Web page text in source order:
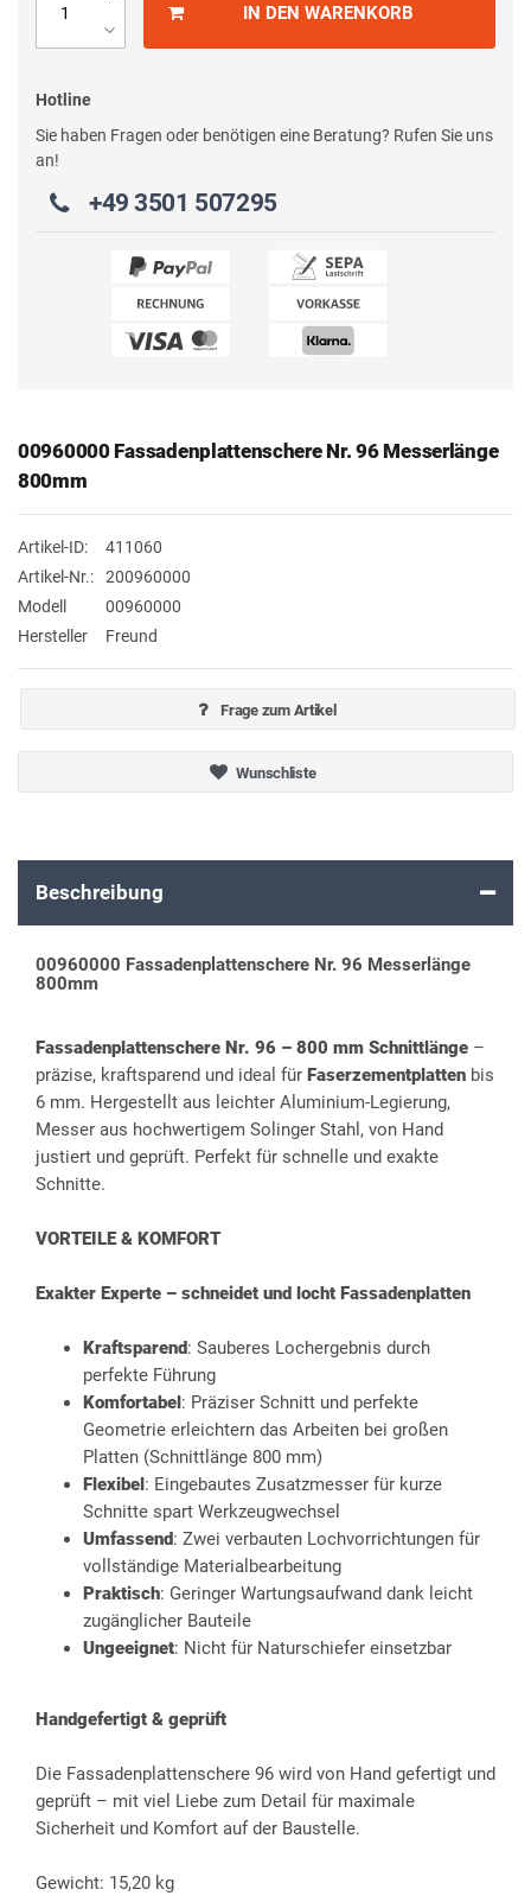
IN DEN WARENKORB
Hotline
Sie haben Fragen oder benötigen eine Beratung? Rufen Sie uns
an!
+49 3501 507295
00960000 Fassadenplattenschere Nr. 96 Messerlänge
800mm
Artikel-ID:
411060
Artikel-Nr.:
200960000
Modell
00960000
Hersteller
Freund
Frage zum Artikel
Wunschliste
Beschreibung
00960000 Fassadenplattenschere Nr. 96 Messerlänge
800mm
Fassadenplattenschere Nr. 96 – 800 mm Schnittlänge –
präzise, kraftsparend und ideal für Faserzementplatten bis
6 mm. Hergestellt aus leichter Aluminium-Legierung,
Messer aus hochwertigem Solinger Stahl, von Hand
justiert und geprüft. Perfekt für schnelle und exakte
Schnitte.
VORTEILE & KOMFORT
Exakter Experte – schneidet und locht Fassadenplatten
Kraftsparend: Sauberes Lochergebnis durch
perfekte Führung
Komfortabel: Präziser Schnitt und perfekte
Geometrie erleichtern das Arbeiten bei großen
Platten (Schnittlänge 800 mm)
Flexibel: Eingebautes Zusatzmesser für kurze
Schnitte spart Werkzeugwechsel
Umfassend: Zwei verbauten Lochvorrichtungen für
vollständige Materialbearbeitung
Praktisch: Geringer Wartungsaufwand dank leicht
zugänglicher Bauteile
Ungeeignet: Nicht für Naturschiefer einsetzbar
Handgefertigt & geprüft
Die Fassadenplattenschere 96 wird von Hand gefertigt und
geprüft – mit viel Liebe zum Detail für maximale
Sicherheit und Komfort auf der Baustelle.
Gewicht: 15,20 kg